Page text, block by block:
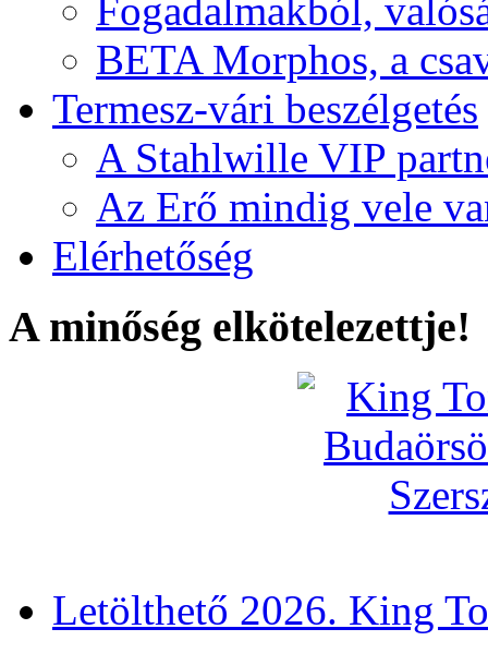
Fogadalmakból,
BETA Morphos, a
Termesz-vári beszélgetés
A Stahlwille VIP
Az Erő mindig vele
Elérhetőség
A minőség elkötelezettje!
Letölthető 2026. King